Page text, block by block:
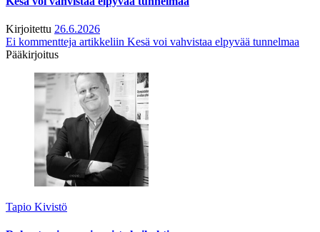
Kirjoitettu 26.6.2026
Ei kommentteja artikkeliin Kesä voi vahvistaa elpyvää tunnelmaa
Pääkirjoitus
Tapio Kivistö